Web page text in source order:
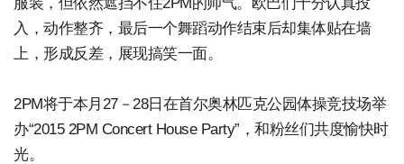
入，动作整齐，最后一个舞蹈动作结束后却集体贴在墙
上，形成反差，展现搞笑一面。
2PM将于本月27－28日在首尔奥林匹克公园体操竞技场举
办“2015 2PM Concert House Party”，和粉丝们共度愉快时
光。